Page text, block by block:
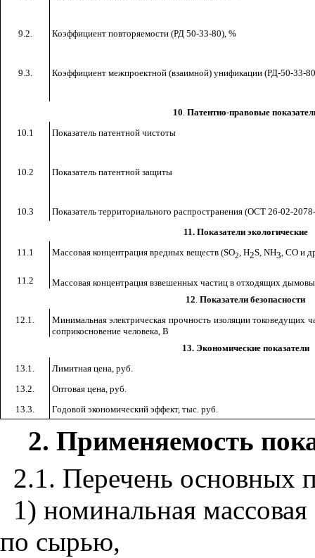
9.2. Коэффициент повторяемости (РД 50-33-80), %
9.3. Коэффициент межпроектной (взаимной) унификации (РД-50-33-
10. Патентно-правовые
10.1
Показатель патентной чистоты
10.2 Показатель патентной защиты
10.3
Показатель территориального распространения (ОСТ 26-02-
11. Показатели экологические
11.1
Массовая концентрация вредных веществ (SО2, H2S, NH3, СО и
11.2
Массовая концентрация взвешенных частиц в отходящих
12. Показатели безопасности
12.1.
Минимальная электрическая прочность изоляции токоведущих
соприкосновение человека, В
13. Экономические показатели
13.1.
Лимитная цена, руб.
13.2.
Оптовая цена, руб.
13.3.
Годовой экономический эффект, тыс. руб.
2. Применяемость
2.1. Перечень основных
1) номинальная
по сырью,